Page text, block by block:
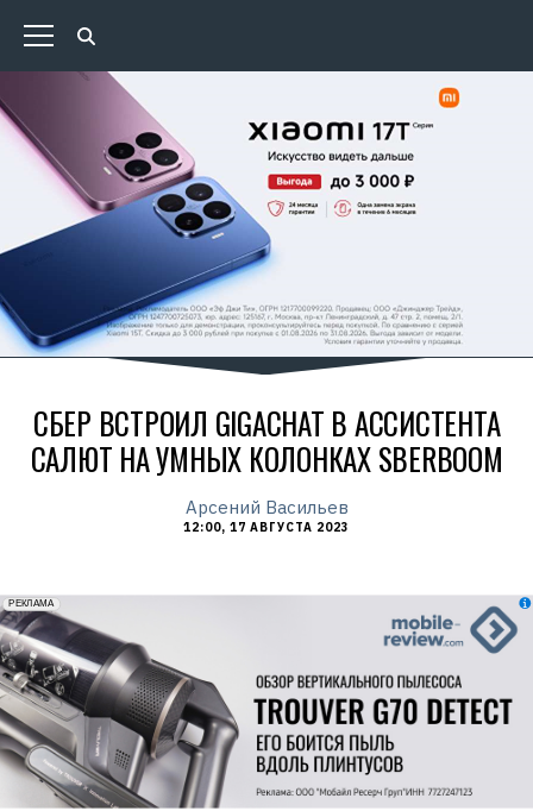
СБЕР ВСТРОИЛ GIGACHAT В АССИСТЕНТА
САЛЮТ НА УМНЫХ КОЛОНКАХ SBERBOOM
Арсений Васильев
12:00, 17 АВГУСТА 2023
erid: 2VfnxxmNzs5
РЕКЛАМА